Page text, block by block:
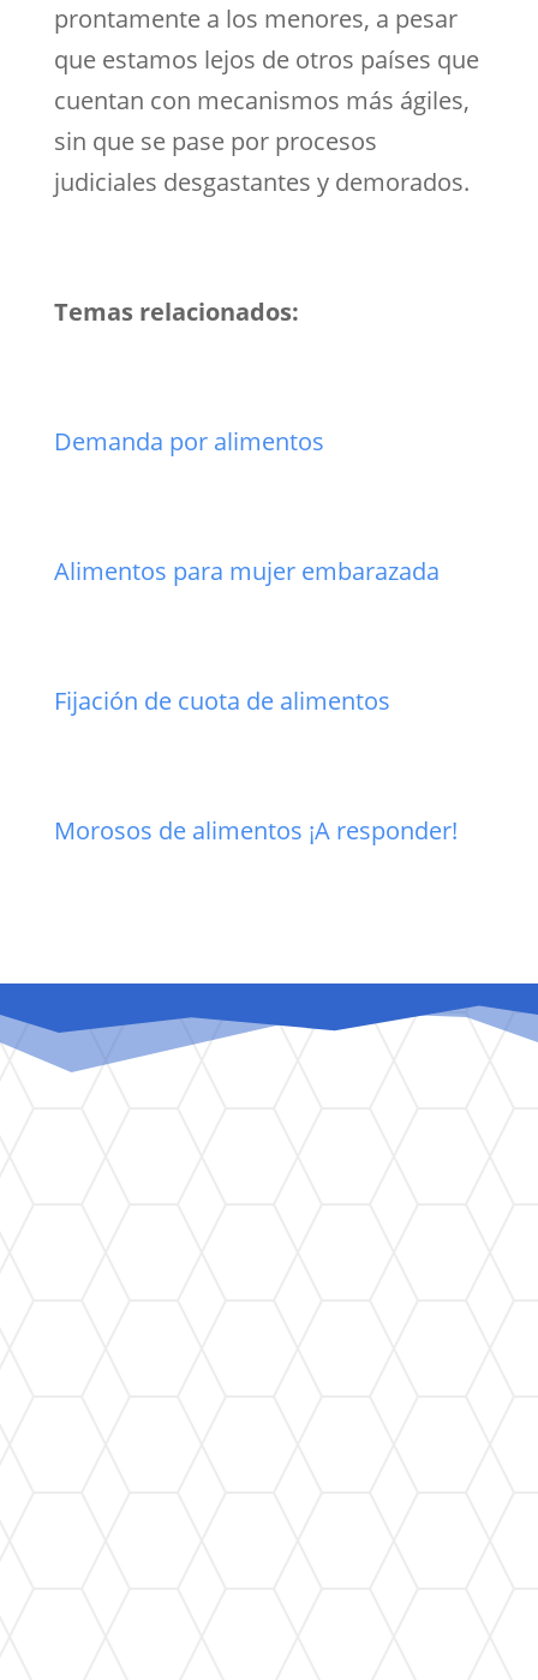
prontamente a los menores, a pesar
que estamos lejos de otros países que
cuentan con mecanismos más ágiles,
sin que se pase por procesos
judiciales desgastantes y demorados.
Temas relacionados:
Demanda por alimentos
Alimentos para mujer embarazada
Fijación de cuota de alimentos
Morosos de alimentos ¡A responder!